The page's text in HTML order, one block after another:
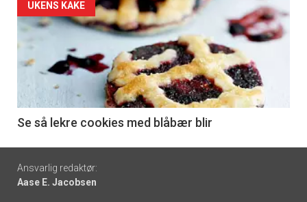
Forsiden
akkurat
nå
6
UKENS KAKE
Se så lekre cookies med blåbær blir
Footer
-
Ansvarlig redaktør:
Aase E. Jacobsen